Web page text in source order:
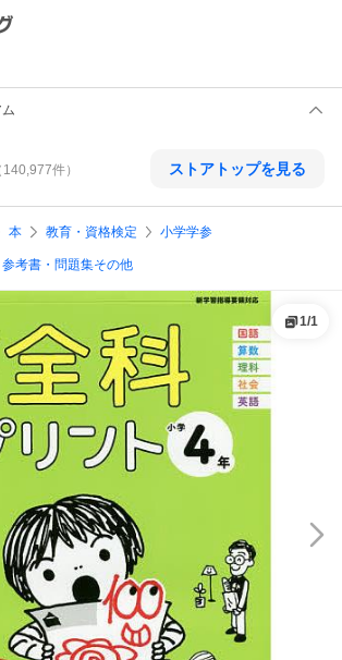
140,977件） ストアトップを見る
本 教育・資格検定 小学学参
参考書・問題集その他
1/1